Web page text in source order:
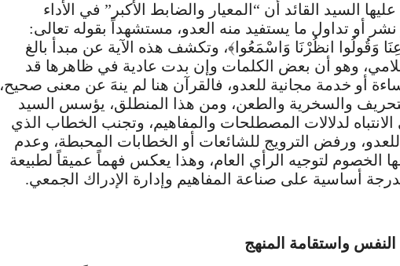
السيد القائد أن “المعيار والضابط الأكبر” في الأداء
أو تداول ما يستفيد منه العدو، مستشهداً بقوله تعالى:
وَقُولُوا انظُرْنَا وَاسْمَعُوا﴾، وتكشف هذه الآية عن مبدأ بالغ
وهو أن بعض الكلمات وإن بدت عادية في ظاهرها قد
أو خدمة مجانية للعدو، فالقرآن هنا لم ينهَ عن معنى صحيح،
والسخرية والطعن، ومن هذا المنطلق، يؤسس السيد
لدلالات المصطلحات والمفاهيم، وتجنب الخطاب الذي
ورفض الترويج للشائعات أو الخطابات المحبطة، وعدم
الخصوم لتوجيه الرأي العام، وهذا يعكس فهماً عميقاً لطبيعة
أساسية على صناعة المفاهيم وإدارة الإدراك الجمعي.
النفس واستقامة المنهج